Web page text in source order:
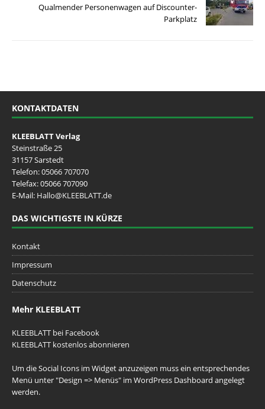
Qualmender Personenwagen auf Discounter-
Parkplatz
KONTAKTDATEN
KLEEBLATT Verlag
Steinstraße 25
31157 Sarstedt
Telefon:05066 707070
Telefax: 05066 707090
E-Mail: Hallo@KLEEBLATT.de
DAS WICHTIGSTE IN KÜRZE
Kontakt
Impressum
Datenschutz
Mehr KLEEBLATT
KLEEBLATT bei Facebook
KLEEBLATT kostenlos abonnieren
Um die Social Icons im Widget anzuzeigen muss ein entsprechendes
Menü unter "Design => Menüs" im WordPress Dashboard angelegt
werden.